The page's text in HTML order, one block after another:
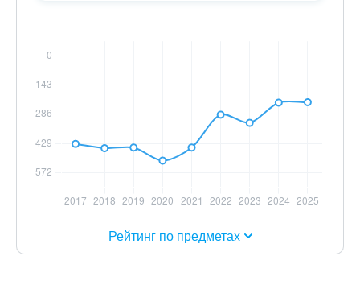
Рейтинг по предметах